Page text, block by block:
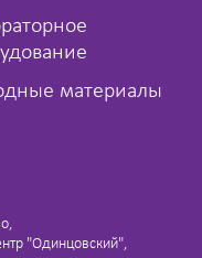
материалы
"Одинцовский",